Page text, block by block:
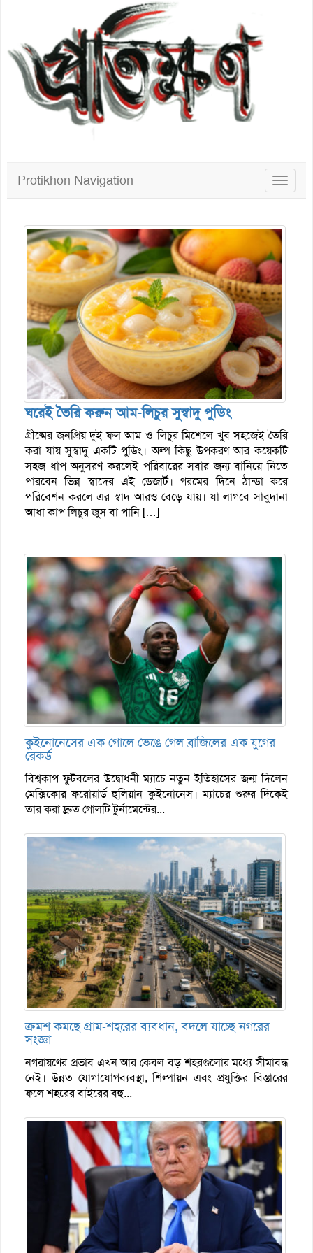
Toggle
Protikhon Navigation
ঘরেই তৈরি করুন আম-লিচুর সুস্বাদু পুডিং
গ্রীষ্মের জনপ্রিয় দুই ফল আম ও লিচুর মিশেলে খুব সহজেই তৈরি
করা যায় সুস্বাদু একটি পুডিং। অল্প কিছু উপকরণ আর কয়েকটি
সহজ ধাপ অনুসরণ করলেই পরিবারের সবার জন্য বানিয়ে নিতে
পারবেন ভিন্ন স্বাদের এই ডেজার্ট। গরমের দিনে ঠান্ডা করে
পরিবেশন করলে এর স্বাদ আরও বেড়ে যায়। যা লাগবে সাবুদানা
আধা কাপ লিচুর জুস বা পানি […]
কুইনোনেসের এক গোলে ভেঙে গেল ব্রাজিলের এক যুগের
রেকর্ড
বিশ্বকাপ ফুটবলের উদ্বোধনী ম্যাচে নতুন ইতিহাসের জন্ম দিলেন
মেক্সিকোর ফরোয়ার্ড হুলিয়ান কুইনোনেস। ম্যাচের শুরুর দিকেই
তার করা দ্রুত গোলটি টুর্নামেন্টের...
ক্রমশ কমছে গ্রাম-শহরের ব্যবধান, বদলে যাচ্ছে নগরের
সংজ্ঞা
নগরায়ণের প্রভাব এখন আর কেবল বড় শহরগুলোর মধ্যে সীমাবদ্ধ
নেই। উন্নত যোগাযোগব্যবস্থা, শিল্পায়ন এবং প্রযুক্তির বিস্তারের
ফলে শহরের বাইরের বহু...